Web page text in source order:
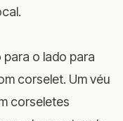
o lado para
corselet. Um véu
corseletes